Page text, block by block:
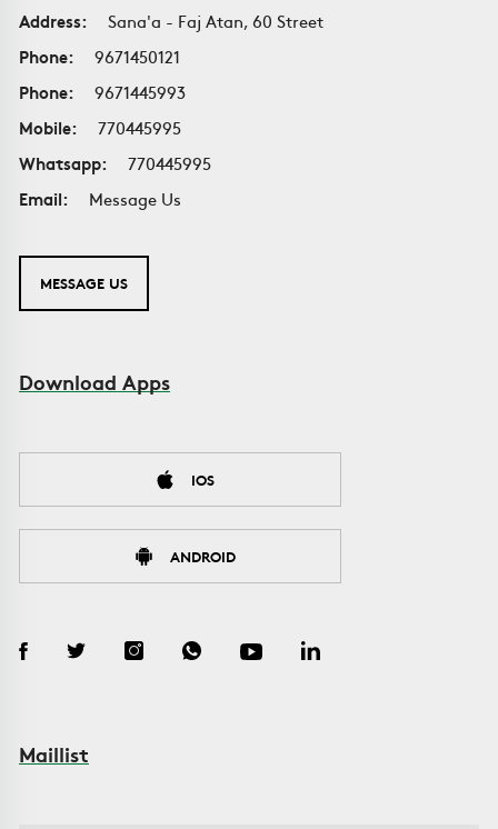
Address:
Sana'a - Faj Atan, 60 Street
Phone:
9671450121
Phone:
9671445993
Mobile:
770445995
Whatsapp:
770445995
Email:
Message Us
MESSAGE US
Download Apps
IOS
ANDROID
Maillist